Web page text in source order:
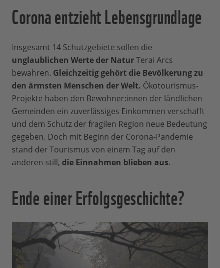
Corona entzieht Lebensgrundlage
Insgesamt 14 Schutzgebiete sollen die
unglaublichen Werte der NaturTerai Arcs
bewahren. Gleichzeitig gehört die Bevölkerung zu
den ärmsten Menschen der Welt. Ökotourismus-
Projekte haben den Bewohner:innen der ländlichen
Gemeinden ein zuverlässiges Einkommen verschafft
und dem Schutz der fragilen Region neue Bedeutung
gegeben. Doch mit Beginn der Corona-Pandemie
stand der Tourismus von einem Tag auf den
anderen still, die Einnahmen blieben aus.
Ende einer Erfolgsgeschichte?